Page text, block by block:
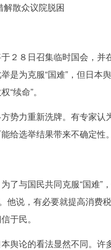
散众议院脱困
８日召集临时国会，并
是为克服“国难”，但日本
续命”。
力重新洗牌。有专家认
给选举结果带来不确定性。
与国民共同克服“国难”
他说，有必要就提高消费
于民。
论的看法显然不同。许